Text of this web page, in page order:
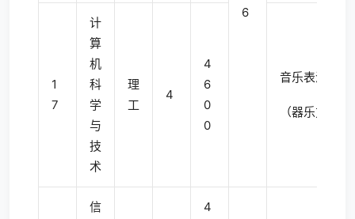
6
1
7
计
算
机
科
学
与
技
术
理
工
4
4
6
0
0
音乐表演
（器乐方向）
信
4